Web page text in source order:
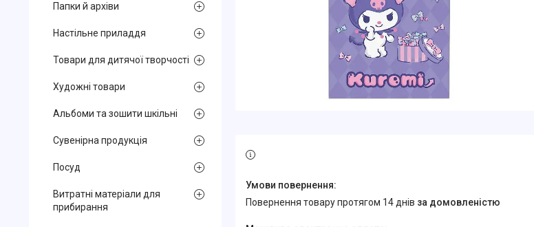
повернення товару протягом 14 днів за домовленістю
Папки й архіви
Настільне приладдя
Товари для дитячої творчості
Художні товари
Альбоми та зошити шкільні
Сувенірна продукція
Посуд
Витратні матеріали для
прибирання